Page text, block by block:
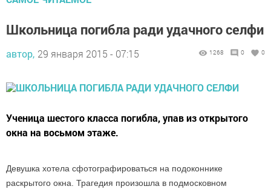
Школьница погибла ради удачного селфи
автор, 29 января 2015 - 07:15 1268 0 0
Ученица шестого класса погибла, упав из открытого
окна на восьмом этаже.
Девушка хотела сфотографироваться на подоконнике
раскрытого окна. Трагедия произошла в подмосковном